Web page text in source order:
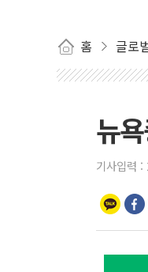
홈 글로
뉴
기사입력 :